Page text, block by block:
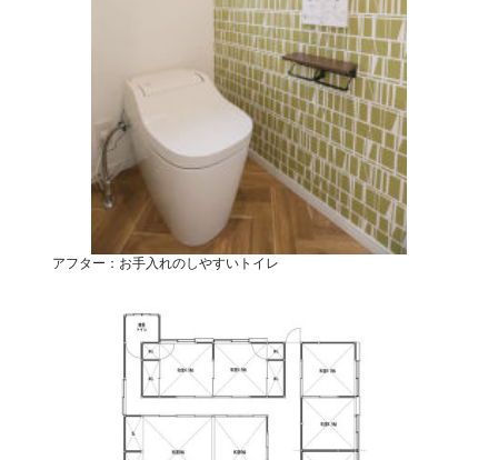
アフター：お手入れのしやすいトイレ